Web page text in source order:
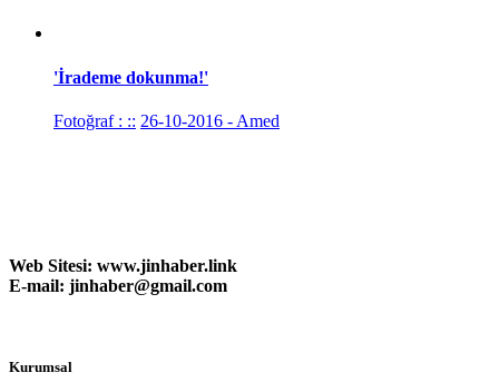
'İrademe dokunma!'
Fotoğraf : :: 26-10-2016 - Amed
Web Sitesi: www.jinhaber.link
E-mail: jinhaber@gmail.com
Kurumsal